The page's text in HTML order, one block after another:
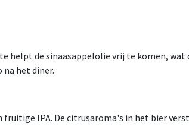
helpt de sinaasappelolie vrij te komen,
na het diner.
IPA. De citrusaroma's in het bier